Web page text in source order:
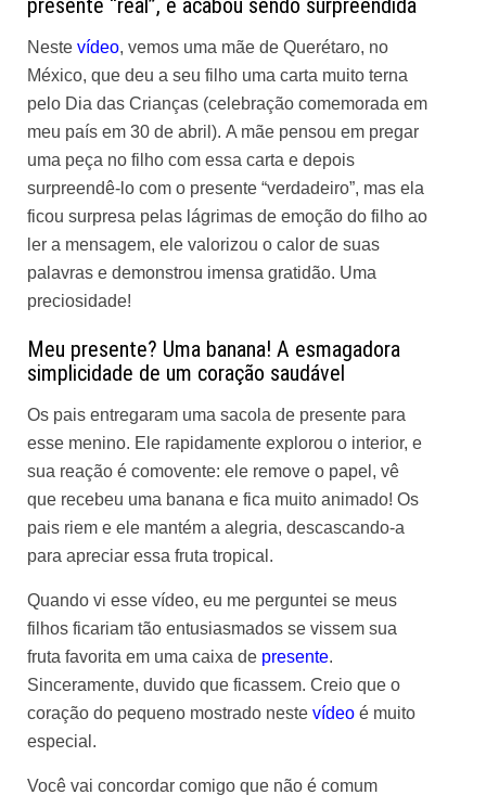
presente “real”, e acabou sendo surpreendida
Neste vídeo, vemos uma mãe de Querétaro, no
México, que deu a seu filho uma carta muito terna
pelo Dia das Crianças (celebração comemorada em
meu país em 30 de abril). A mãe pensou em pregar
uma peça no filho com essa carta e depois
surpreendê-lo com o presente “verdadeiro”, mas ela
ficou surpresa pelas lágrimas de emoção do filho ao
ler a mensagem, ele valorizou o calor de suas
palavras e demonstrou imensa gratidão. Uma
preciosidade!
Meu presente? Uma banana! A esmagadora
simplicidade de um coração saudável
Os pais entregaram uma sacola de presente para
esse menino. Ele rapidamente explorou o interior, e
sua reação é comovente: ele remove o papel, vê
que recebeu uma banana e fica muito animado! Os
pais riem e ele mantém a alegria, descascando-a
para apreciar essa fruta tropical.
Quando vi esse vídeo, eu me perguntei se meus
filhos ficariam tão entusiasmados se vissem sua
fruta favorita em uma caixa de presente.
Sinceramente, duvido que ficassem. Creio que o
coração do pequeno mostrado neste vídeo é muito
especial.
Você vai concordar comigo que não é comum